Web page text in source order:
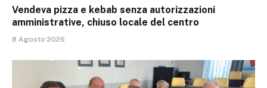
Vendeva pizza e kebab senza autorizzazioni
amministrative, chiuso locale del centro
8 Agosto 2026